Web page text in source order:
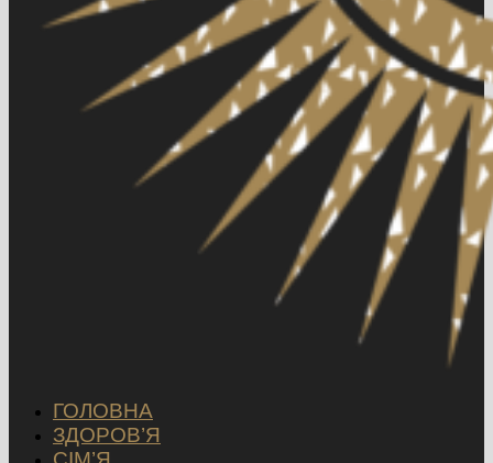
ГОЛОВНА
ЗДОРОВ’Я